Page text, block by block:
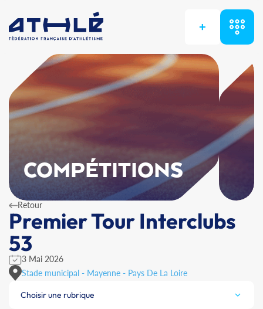
+
COMPÉTITIONS
Retour
Premier Tour Interclubs
53
3 Mai 2026
Stade municipal - Mayenne - Pays De La Loire
Choisir une rubrique